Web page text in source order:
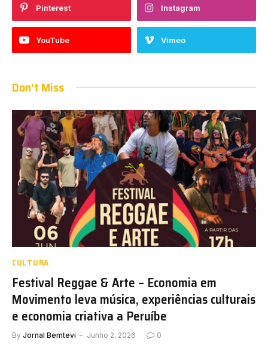
Pinterest Instagram
YouTube Vimeo
Don't Miss
CULTURA
Festival Reggae & Arte – Economia em
Movimento leva música, experiências culturais
e economia criativa a Peruíbe
By Jornal Bemtevi Junho 2, 2026 0